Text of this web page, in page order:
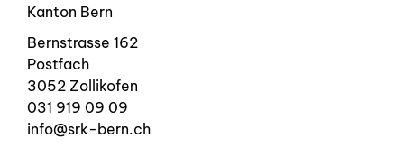
Kanton Bern
Bernstrasse 162
Postfach
3052 Zollikofen
031 919 09 09
info@srk-bern.ch